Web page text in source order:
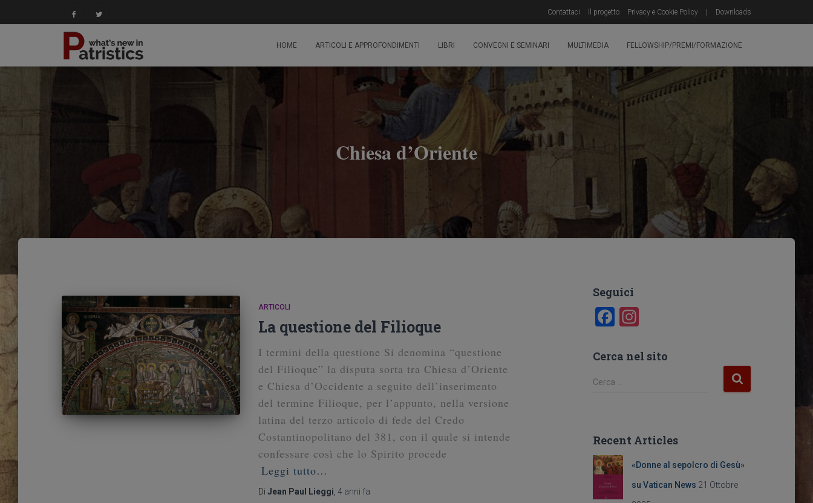
Contattaci Il progetto Privacy e Cookie Policy Downloads
HOME ARTICOLI E APPROFONDIMENTI LIBRI CONVEGNI E SEMINARI MULTIMEDIA FELLOWSHIP/PREMI/FORMAZIONE
Chiesa d’Oriente
ARTICOLI
La questione del Filioque
I termini della questione Si denomina “questione
del Filioque” la disputa sorta tra Chiesa d’Oriente
e Chiesa d’Occidente a seguito dell’inserimento
del termine Filioque, per l’appunto, nella versione
latina del terzo articolo di fede del Credo
Costantinopolitano del 381, con il quale si intende
confessare così che lo Spirito procede
Leggi tutto…
Di Jean Paul Lieggi 4 anni fa
Seguici
F
c
e
o
k
In
a
Cerca nel sito
R
c
a
p
Cerca …
Recent Articles
«Donne al sepolcro di Gesù»
su Vatican News 21 Ottobre